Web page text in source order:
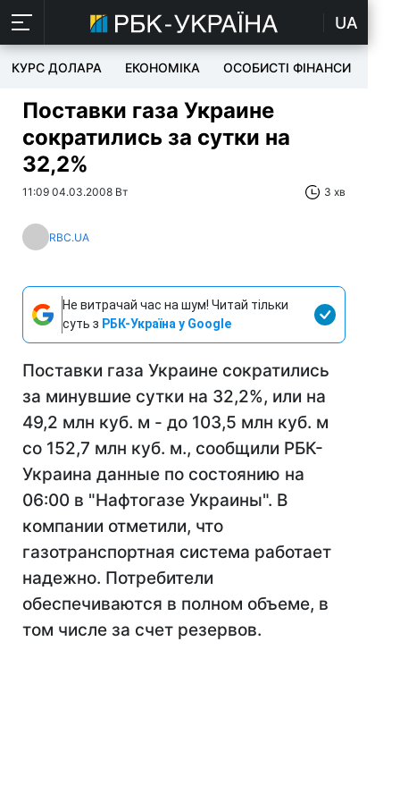
UA
КУРС ДОЛАРА ЕКОНОМІКА ОСОБИСТІ ФІНАНСИ
Поставки газа Украине
сократились за сутки на
32,2%
11:09 04.03.2008 Вт 3 хв
RBC.UA
Не витрачай час на шум! Читай тільки
суть з РБК-Україна у Google
Поставки газа Украине сократились
за минувшие сутки на 32,2%, или на
49,2 млн куб. м - до 103,5 млн куб. м
со 152,7 млн куб. м., сообщили РБК-
Украина данные по состоянию на
06:00 в "Нафтогазе Украины". В
компании отметили, что
газотранспортная система работает
надежно. Потребители
обеспечиваются в полном объеме, в
том числе за счет резервов.